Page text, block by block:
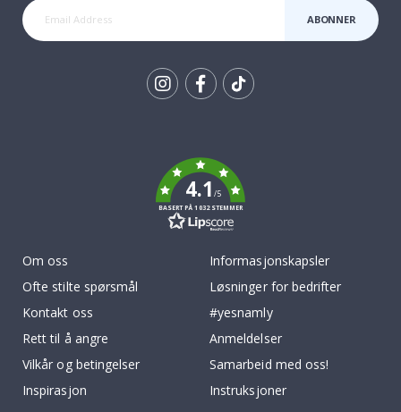
ABONNER
4.1/5
BASERT PÅ 1032 STEMMER
Om oss
Ofte stilte spørsmål
Kontakt oss
Rett til å angre
Vilkår og betingelser
Inspirasjon
Informasjonskapsler
Løsninger for bedrifter
#yesnamly
Anmeldelser
Samarbeid med oss!
Instruksjoner